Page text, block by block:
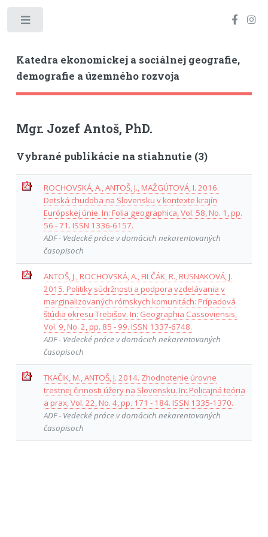
Katedra ekonomickej a sociálnej geografie,
demografie a územného rozvoja
Mgr. Jozef Antoš, PhD.
Vybrané publikácie na stiahnutie (3)
ROCHOVSKÁ, A., ANTOŠ, J., MAŽGÚTOVÁ, I. 2016.
Detská chudoba na Slovensku v kontexte krajín
Európskej únie. In: Folia geographica, Vol. 58, No. 1, pp.
56 - 71. ISSN 1336-6157.
ADF - Vedecké práce v domácich nekarentovaných
časopisoch
ANTOŠ, J., ROCHOVSKÁ, A., FILČÁK, R., RUSNAKOVÁ, J.
2015. Politiky súdržnosti a podpora vzdelávania v
marginalizovaných rómskych komunitách: Prípadová
štúdia okresu Trebišov. In: Geographia Cassoviensis,
Vol. 9, No. 2, pp. 85 - 99. ISSN 1337-6748.
ADF - Vedecké práce v domácich nekarentovaných
časopisoch
TKAČIK, M., ANTOŠ, J. 2014. Zhodnotenie úrovne
trestnej činnosti úžery na Slovensku. In: Policajná teória
a prax, Vol. 22, No. 4, pp. 171 - 184. ISSN 1335-1370.
ADF - Vedecké práce v domácich nekarentovaných
časopisoch